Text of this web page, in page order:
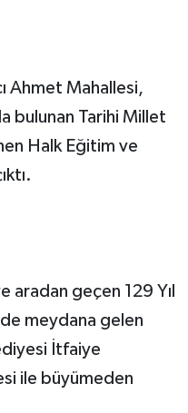
Ahmet Mahallesi,
bulunan Tarihi Millet
Halk Eğitim ve
aradan geçen 129 Yıl
meydana gelen
İtfaiye
ile büyümeden